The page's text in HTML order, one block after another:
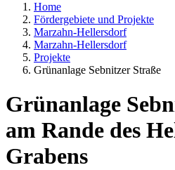
Home
Fördergebiete und Projekte
Marzahn-Hellersdorf
Marzahn-Hellersdorf
Projekte
Grünanlage Sebnitzer Straße
Grünanlage
am Rande des
Grabens